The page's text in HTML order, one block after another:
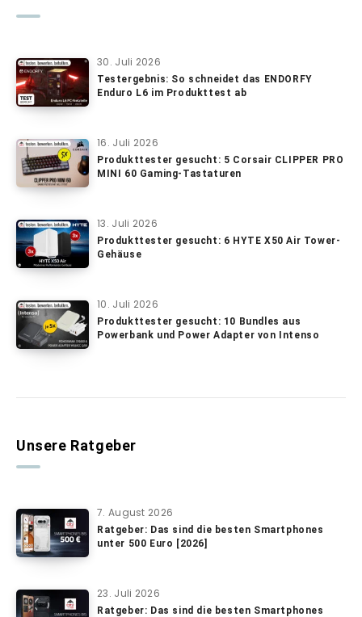
30. Juli 2026
Testergebnis: So schneidet das ENDORFY
Enduro L6 im Produkttest ab
16. Juli 2026
Produkttester gesucht: 5 Corsair CLIPPER PRO
MINI 60 Gaming-Tastaturen
13. Juli 2026
Produkttester gesucht: 6 HYTE X50 Air Tower-
Gehäuse
10. Juli 2026
Produkttester gesucht: 10 Bundles aus
Powerbank und Power Adapter von Intenso
Unsere Ratgeber
7. August 2026
Ratgeber: Das sind die besten Smartphones
unter 500 Euro [2026]
23. Juli 2026
Ratgeber: Das sind die besten Smartphones